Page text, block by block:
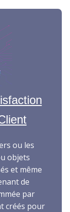
ou les
objets
et même
de
par
créés pour